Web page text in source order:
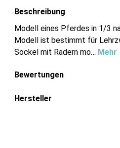
Beschreibung
Modell eines Pferdes in 1/3
Modell ist bestimmt für
Sockel mit Rädern mo… Mehr
Bewertungen
Hersteller